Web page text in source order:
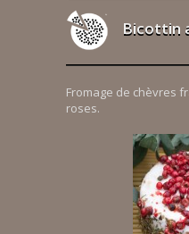
Bicottin
Fromage de chèvres
roses.